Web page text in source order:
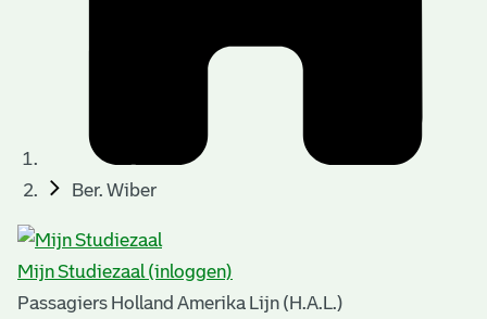
Ber. Wiber
Mijn Studiezaal (inloggen)
Passagiers Holland Amerika Lijn (H.A.L.)